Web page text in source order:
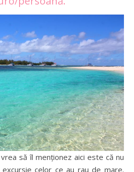
să îl menționez aici este că nu
celor ce au rau de mare.